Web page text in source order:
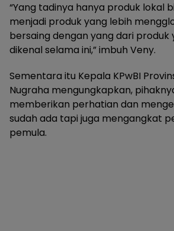
“Yang tadinya hanya produk lokal
menjadi produk yang lebih
bersaing dengan yang dari produk
dikenal selama ini,” imbuh Veny.
Sementara itu Kepala KPwBI
Nugraha mengungkapkan,
memberikan perhatian dan
sudah ada tapi juga mengangkat
pemula.